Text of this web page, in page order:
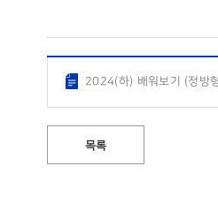
2024(하) 배워보기 (정방
목록